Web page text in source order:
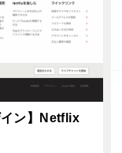
イン】Netflix